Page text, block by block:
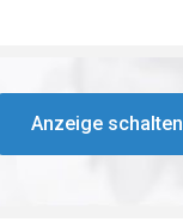
Anzeige schalten